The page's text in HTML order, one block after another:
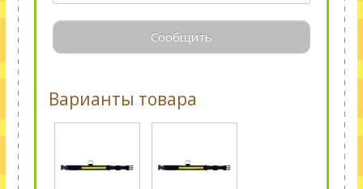
Сообщить
Варианты товара